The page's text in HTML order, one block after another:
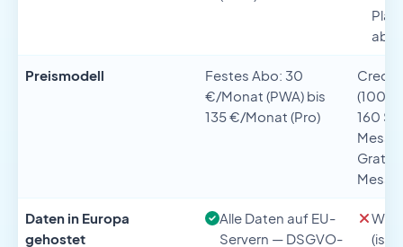
ab
Preismodell
Festes Abo: 30
€/Monat (PWA) bis
135 €/Monat (Pro)
(100
160 $/
Daten in Europa
gehostet
Alle Daten auf EU-
Servern — DSGVO-